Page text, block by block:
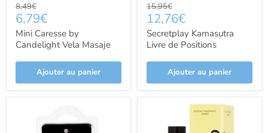
Prix
d'origine
8,49€
Prix
actuel
6,79€
Mini Caresse by
Candelight Vela Masaje
Bougies - Shunga
Ajouter au panier
Prix
d'origine
15,95€
Prix
actuel
12,76€
Secretplay Kamasutra
Livre de Positions
Ajouter au panier